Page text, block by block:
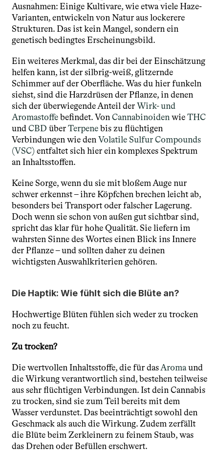
Ausnahmen: Einige Kultivare, wie etwa viele Haze-
Varianten, entwickeln von Natur aus lockerere
Strukturen. Das ist kein Mangel, sondern ein
genetisch bedingtes Erscheinungsbild.
Ein weiteres Merkmal, das dir bei der Einschätzung
helfen kann, ist der silbrig-weiß, glitzernde
Schimmer auf der Oberfläche. Was du hier funkeln
siehst, sind die Harzdrüsen der Pflanze, in denen
sich der überwiegende Anteil der Wirk- und
Aromastoffe befindet. Von Cannabinoiden wie
und CBD über Terpene bis zu flüchtigen
Verbindungen wie den Volatile Sulfur Compounds
(VSC) entfaltet sich hier ein komplexes Spektrum
an Inhaltsstoffen.
Keine Sorge, wenn du sie mit bloßem Auge nur
schwer erkennst – ihre Köpfchen brechen leicht ab,
besonders bei Transport oder falscher Lagerung.
Doch wenn sie schon von außen gut sichtbar sind,
spricht das klar für hohe Qualität. Sie liefern im
wahrsten Sinne des Wortes einen Blick ins Innere
der Pflanze – und sollten daher zu deinen
wichtigsten Auswahlkriterien gehören.
Die Haptik: Wie fühlt sich die Blüte an?
Hochwertige Blüten fühlen sich weder zu trocken
noch zu feucht.
Zu trocken?
Die wertvollen Inhaltsstoffe, die für das Aroma und
die Wirkung verantwortlich sind, bestehen teilweise
aus sehr flüchtigen Verbindungen. Ist dein Cannabis
zu trocken, sind sie zum Teil bereits mit dem
Wasser verdunstet. Das beeinträchtigt sowohl den
Geschmack als auch die Wirkung. Zudem zerfällt
die Blüte beim Zerkleinern zu feinem Staub, was
das Drehen oder Befüllen erschwert.